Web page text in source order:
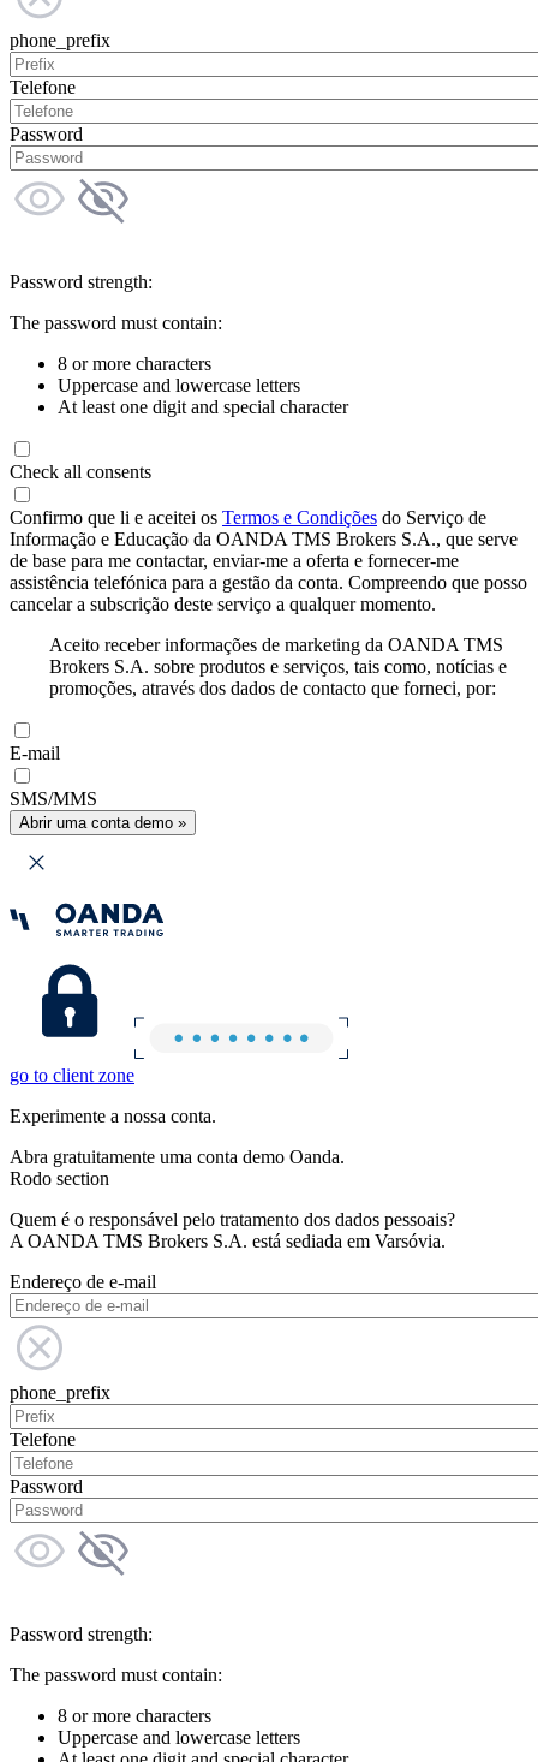
phone_prefix
Telefone
Password
Password strength:
The password must contain:
8 or more characters
Uppercase and lowercase letters
At least one digit and special character
Check all consents
Confirmo que li e aceitei os Termos e Condições do Serviço de
Informação e Educação da OANDA TMS Brokers S.A., que serve
de base para me contactar, enviar-me a oferta e fornecer-me
assistência telefónica para a gestão da conta. Compreendo que posso
cancelar a subscrição deste serviço a qualquer momento.
Aceito receber informações de marketing da OANDA TMS
Brokers S.A. sobre produtos e serviços, tais como, notícias e
promoções, através dos dados de contacto que forneci, por:
E-mail
SMS/MMS
Abrir uma conta demo »
go to client zone
Experimente a nossa conta.
Abra gratuitamente uma conta demo Oanda.
Rodo section
Quem é o responsável pelo tratamento dos dados pessoais?
A OANDA TMS Brokers S.A. está sediada em Varsóvia.
Endereço de e-mail
phone_prefix
Telefone
Password
Password strength:
The password must contain:
8 or more characters
Uppercase and lowercase letters